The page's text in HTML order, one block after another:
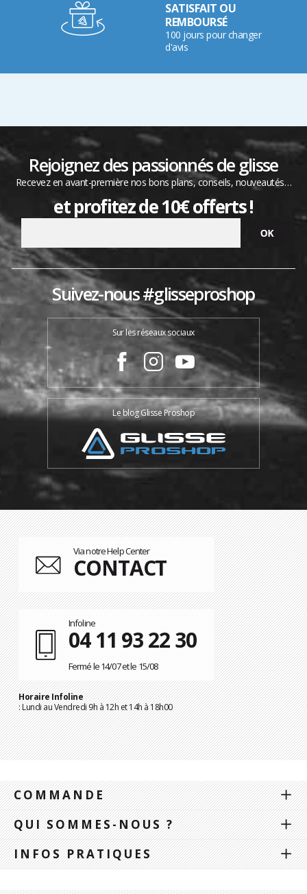
SATISFAIT OU
REMBOURSÉ
100 jours pour changer
d'avis
Rejoignez des passionnés de glisse
Recevez en avant-première nos bons plans, conseils, nouveautés…
et profitez de 10€ offerts !
Suivez-nous #glisseproshop
Sur les réseaux sociaux
Le blog Glisse Proshop
Via notre Help Center
CONTACT
Infoline
04 11 93 22 30
Fermé le 14/07 et le 15/08
Horaire Infoline
: Lundi au Vendredi 9h à 12h et 14h à 18h00
COMMANDE
QUI SOMMES-NOUS ?
INFOS PRATIQUES